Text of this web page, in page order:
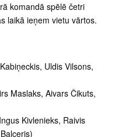
komandā spēlē četri
laikā ieņem vietu vārtos.
Uldis Vilsons,
Maslaks, Aivars Čikuts,
Kivlenieks, Raivis